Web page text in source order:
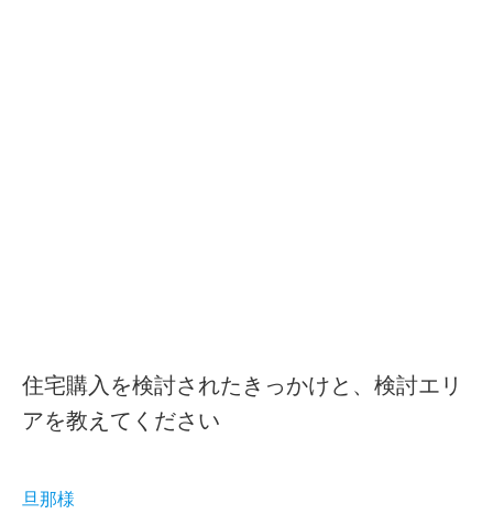
住宅購入を検討されたきっかけと、検討エリ
アを教えてください
旦那様